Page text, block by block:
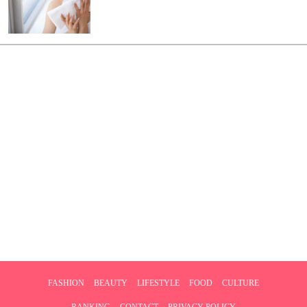
FASHION BEAUTY LIFESTYLE FOOD CULTURE